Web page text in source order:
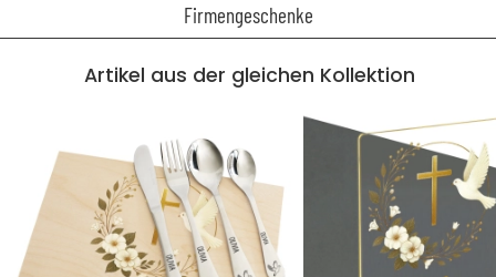
Firmengeschenke
Artikel aus der gleichen Kollektion